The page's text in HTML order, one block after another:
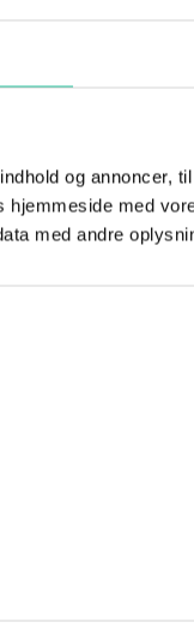
og annoncer,
med
med andre